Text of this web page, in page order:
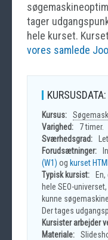
tager
hele kurset.
vores samlede
KURSUSDATA:
Kursus:
Varighed:
7 timer.
Sværhedsgrad:
Forudsætninger:
(W1) og kurset
Typisk kursist:
hele SEO-
kunne
Der tages
Kursister arbejder
Materiale: